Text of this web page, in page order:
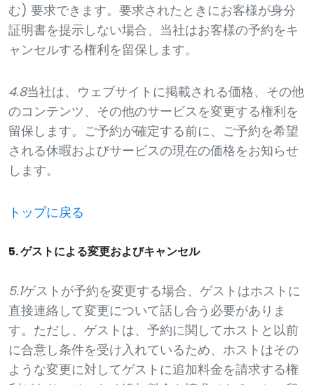
む) 要求できます。要求されたときにお客様が身分
証明書を提示しない場合、当社はお客様の予約をキ
ャンセルする権利を留保します。
4.8当社は、ウェブサイトに掲載される価格、その他
のコンテンツ、その他のサービスを変更する権利を
留保します。ご予約が確定する前に、ご予約を希望
される休暇およびサービスの現在の価格をお知らせ
します。
トップに戻る
5. ゲストによる変更およびキャンセル
5.1ゲストが予約を変更する場合、ゲストはホストに
直接連絡して変更について話し合う必要がありま
す。ただし、ゲストは、予約に関してホストと以前
に合意し条件を受け入れているため、ホストはその
ような変更に対してゲストに追加料金を請求する権